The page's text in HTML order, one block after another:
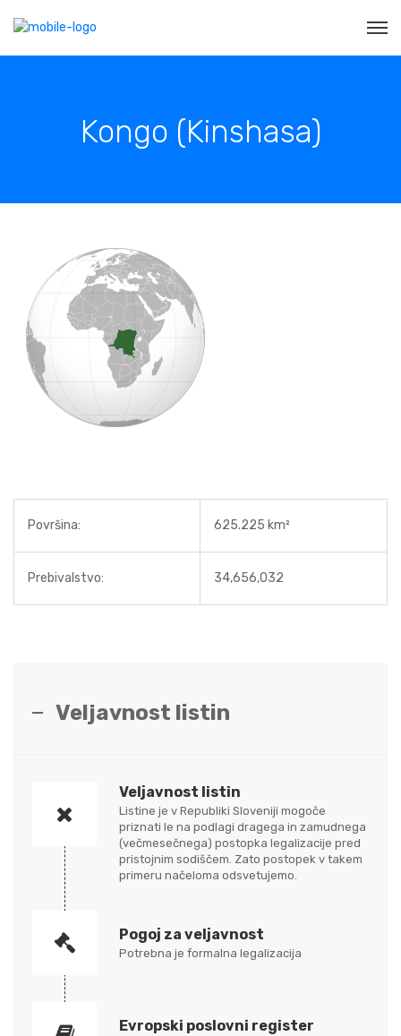
Kongo (Kinshasa)
Površina: 625.225 km²
Prebivalstvo: 34,656,032
Veljavnost listin
Veljavnost listin
Listine je v Republiki Sloveniji mogoče
priznati le na podlagi dragega in zamudnega
(večmesečnega) postopka legalizacije pred
pristojnim sodiščem. Zato postopek v takem
primeru načeloma odsvetujemo.
Pogoj za veljavnost
Potrebna je formalna legalizacija
Evropski poslovni register